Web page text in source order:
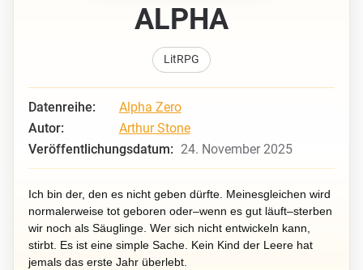
ALPHA
LitRPG
Datenreihe:
Alpha Zero
Autor:
Arthur Stone
Veröffentlichungsdatum: 24. November 2025
Ich bin der, den es nicht geben dürfte. Meinesgleichen wird
normalerweise tot geboren oder–wenn es gut läuft–sterben
wir noch als Säuglinge. Wer sich nicht entwickeln kann,
stirbt. Es ist eine simple Sache. Kein Kind der Leere hat
jemals das erste Jahr überlebt.